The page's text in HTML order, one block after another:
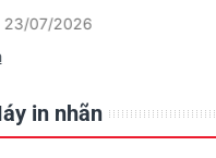
23/07/2026
in nhãn